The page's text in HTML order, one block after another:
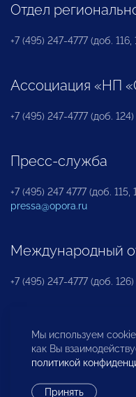
Отдел
+7 (495) 247-4777 (доб. 116,
Ассоциация «НП
+7 (495) 247-4777 (доб. 124)
Пресс-служба
+7 (495) 247 4777 (доб. 115,
pressa@opora.ru
Международный
+7 (495) 247-4777 (доб. 126)
Бюро по защите
инвесторов
Мы используем
как Вы
политикой
Принять